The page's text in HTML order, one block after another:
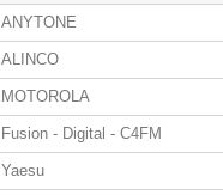
ANYTONE
ALINCO
MOTOROLA
Fusion - Digital - C4FM
Yaesu